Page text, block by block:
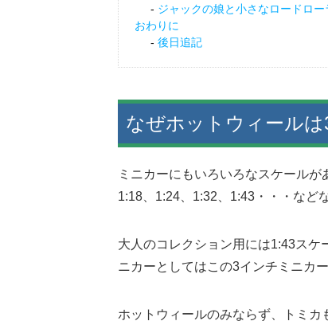
ジャックの娘と小さなロードロー
おわりに
後日追記
なぜホットウィール
ミニカーにもいろいろなスケールが
1:18、1:24、1:32、1:43・・・などな
大人のコレクション用には1:43スケ
ニカーとしてはこの3インチミニカ
ホットウィールのみならず、トミ